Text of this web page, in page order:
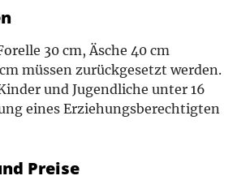
30 cm, Äsche 40 cm
müssen zurückgesetzt werden.
und Jugendliche unter 16
eines Erziehungsberechtigten
Preise